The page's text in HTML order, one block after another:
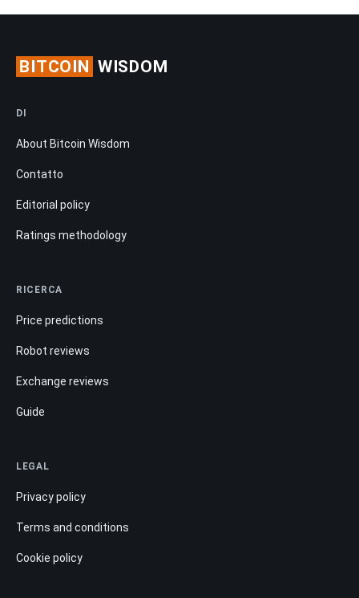
BITCOIN WISDOM
DI
About Bitcoin Wisdom
Contatto
Editorial policy
Ratings methodology
RICERCA
Price predictions
Robot reviews
Exchange reviews
Guide
LEGAL
Privacy policy
Terms and conditions
Cookie policy